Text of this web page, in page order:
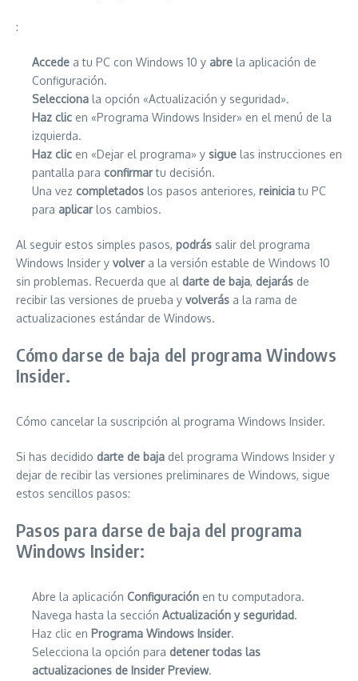
:
Accede a tu PC con Windows 10 y abre la aplicación de
Configuración.
Selecciona la opción «Actualización y seguridad».
Haz clic en «Programa Windows Insider» en el menú de la
izquierda.
Haz clic en «Dejar el programa» y sigue las instrucciones en
pantalla para confirmartu decisión.
Una vez completados los pasos anteriores, reiniciatu PC
para aplicarlos cambios.
Al seguir estos simples pasos, podrás salir del programa
Windows Insider y volvera la versión estable de Windows 10
sin problemas. Recuerda que al darte de baja, dejarás de
recibir las versiones de prueba y volverás a la rama de
actualizaciones estándar de Windows.
Cómo darse de baja del programa Windows
Insider.
Cómo cancelar la suscripción al programa Windows Insider.
Si has decidido darte de baja del programa Windows Insider y
dejar de recibir las versiones preliminares de Windows, sigue
estos sencillos pasos:
Pasos para darse de baja del programa
Windows Insider:
Abre la aplicación Configuración en tu computadora.
Navega hasta la sección Actualización y seguridad.
Haz clic en Programa Windows Insider.
Selecciona la opción para detener todas las
actualizaciones de Insider Preview.